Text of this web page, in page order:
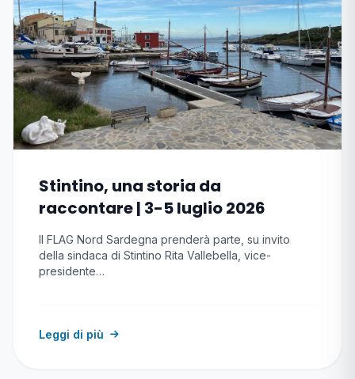
Stintino, una storia da
raccontare | 3-5 luglio 2026
Il FLAG Nord Sardegna prenderà parte, su invito
della sindaca di Stintino Rita Vallebella, vice-
presidente…
Leggi di più